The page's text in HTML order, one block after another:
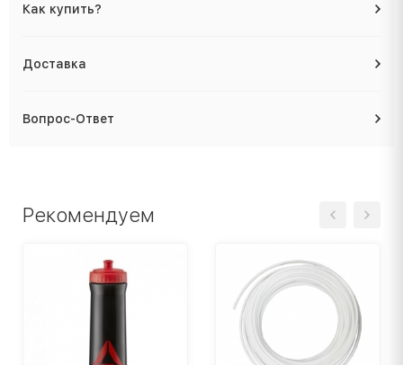
Как купить?
Доставка
Вопрос-Ответ
Рекомендуем